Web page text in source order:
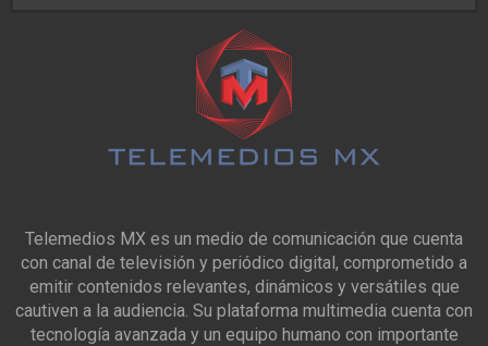
Telemedios MX es un medio de comunicación que cuenta
con canal de televisión y periódico digital, comprometido a
emitir contenidos relevantes, dinámicos y versátiles que
cautiven a la audiencia. Su plataforma multimedia cuenta con
tecnología avanzada y un equipo humano con importante